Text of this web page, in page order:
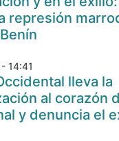
represión
14:41
lleva la
al corazón
y denuncia el